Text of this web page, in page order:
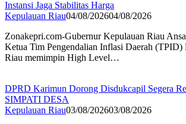
Instansi Jaga Stabilitas Harga
Kepulauan Riau04/08/202604/08/2026
Zonakepri.com-Gubernur Kepulauan Riau
Ketua Tim Pengendalian Inflasi Daerah (TPID)
Riau memimpin High Level…
DPRD Karimun Dorong Disdukcapil Segera
SIMPATI DESA
Kepulauan Riau03/08/202603/08/2026